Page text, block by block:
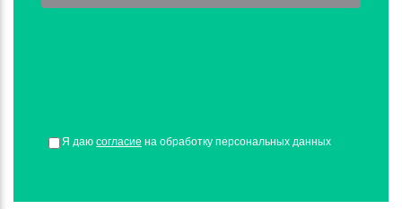
Я даю согласие на обработку персональных данных